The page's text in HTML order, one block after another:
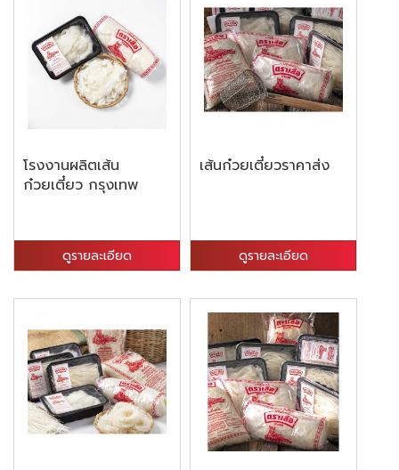
โรงงานผลิตเส้น
ก๋วยเตี๋ยว กรุงเทพ
ดูรายละเอียด
เส้นก๋วยเตี๋ยวราคาส่ง
ดูรายละเอียด